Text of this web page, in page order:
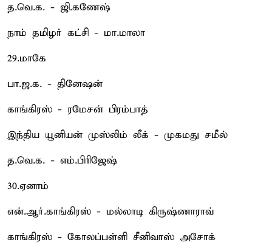
த.வெ.க. - ஜி.கணேஷ்
நாம் தமிழர் கட்சி - மா.மாலா
29.மாகே
பா.ஜ.க. - தினேஷன்
காங்கிரஸ் - ரமேசன் பிரம்பாத்
இந்திய யூனியன் முஸ்லிம் லீக் - முகமது சமீல்
த.வெ.க. - எம்.பிரிஜேஷ்
30.ஏனாம்
என்.ஆர்.காங்கிரஸ் - மல்லாடி கிருஷ்ணாராவ்
காங்கிரஸ் - கோலப்பள்ளி சீனிவாஸ் அசோக்